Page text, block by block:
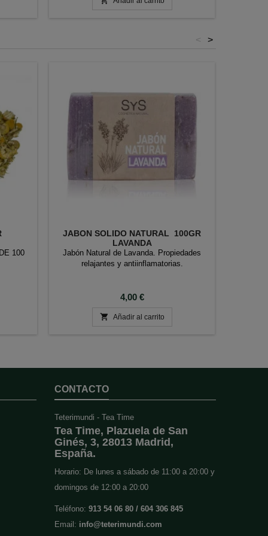
>
<
100
JABON SOLIDO NATURAL 100GR
LAVANDA
Jabón Natural de Lavanda. Propiedades
relajantes y antiinflamatorias.
Precio
4,00 €
 Añadir al carrito
CONTACTO
Teterimundi - Tea Time
Tea Time, Plazuela de San
Ginés, 3, 28013 Madrid,
España.
Horario: De lunes a sábado de 11:00 a 20:00 y
domingos de 12:00 a 20:00
Teléfono: 913 54 06 80 / 604 306 845
Email: info@teterimundi.com